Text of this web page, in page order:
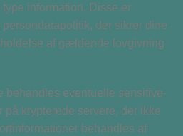
information. Disse er
der sikrer dine
af gældende lovgivning
behandles eventuelle sensitive-
på krypterede servere, der ikke
behandles af